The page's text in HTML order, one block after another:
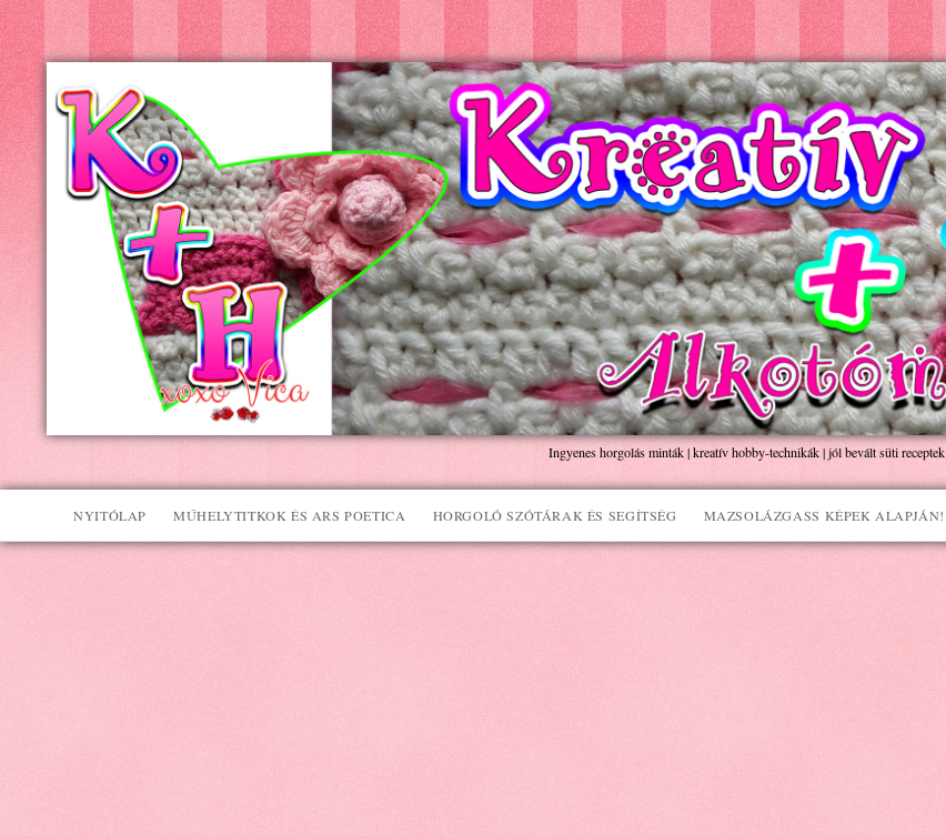
Kreatív+Hobby
Alkotóműhely
Ingyenes horgolás minták | kreatív hobby-technikák | jól bevált süti receptek
NYITÓLAP MŰHELYTITKOK ÉS ARS POETICA HORGOLÓ SZÓTÁRAK ÉS SEGÍTSÉG MAZSOLÁZGASS KÉPEK ALAPJÁN!